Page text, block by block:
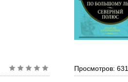
Просмотров: 631